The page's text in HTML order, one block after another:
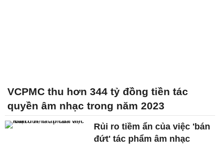
VCPMC thu hơn 344 tỷ đồng tiền tác
quyền âm nhạc trong năm 2023
Rủi ro tiềm ẩn của việc 'bán
đứt' tác phẩm âm nhạc